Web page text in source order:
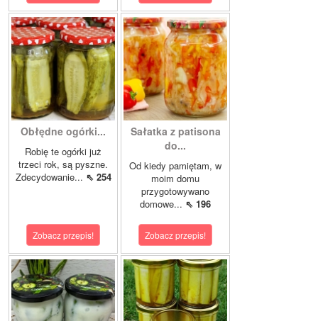
Obłędne ogórki...
Robię te ogórki już
trzeci rok, są pyszne.
Zdecydowanie... ⇖ 254
Zobacz przepis!
Sałatka z patisona
do...
Od kiedy pamiętam, w
moim domu
przygotowywano
domowe... ⇖ 196
Zobacz przepis!